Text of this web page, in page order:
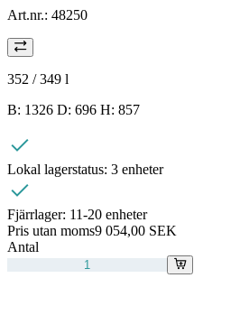
Art.nr.: 48250
352 / 349 l
B: 1326 D: 696 H: 857
Lokal lagerstatus: 3 enheter
Fjärrlager: 11-20 enheter
Pris utan moms9 054,00 SEK
Antal